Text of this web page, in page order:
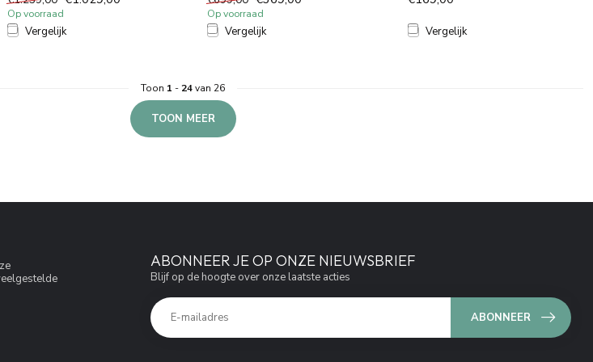
Op voorraad
Vergelijk
1...
Op voorraad
Vergelijk Vergelijk
Toon 1 - 24van 26
TOON MEER
ABONNEER JE OP ONZE NIEUWSBRIEF
Blijf op de hoogte over onze laatste acties
ABONNEER